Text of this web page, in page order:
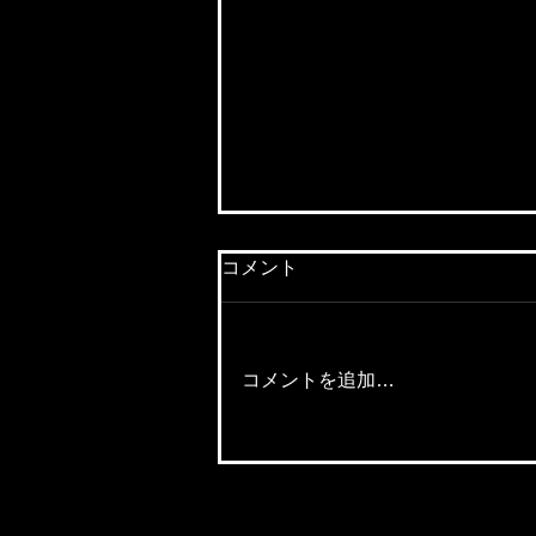
コメント
コメントを追加…